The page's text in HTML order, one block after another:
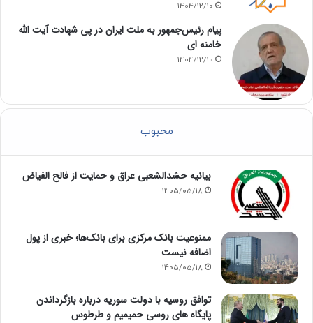
1404/12/10
پیام رئیس‌جمهور به ملت ایران در پی شهادت آیت الله
خامنه ای
1404/12/10
محبوب
بیانیه حشدالشعبی عراق و حمایت از فالح الفیاض
1405/05/18
ممنوعیت بانک مرکزی برای بانک‌ها؛ خبری از پول
اضافه نیست
1405/05/18
توافق روسیه با دولت سوریه درباره بازگرداندن
پایگاه های روسی حمیمیم و طرطوس